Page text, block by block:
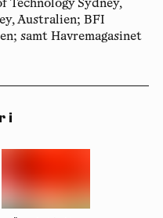
Technology Sydney,
Australien; BFI
samt Havremagasinet
i